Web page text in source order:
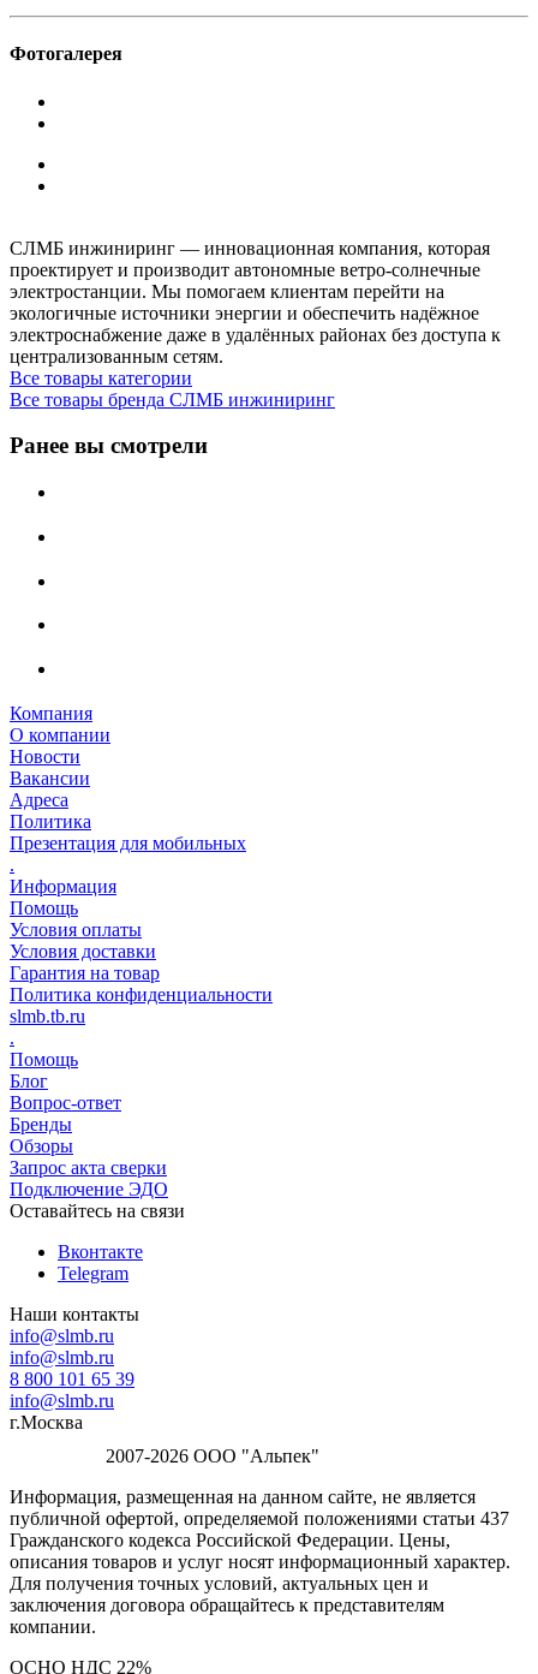
Фотогалерея
СЛМБ инжиниринг — инновационная компания, которая
проектирует и производит автономные ветро‑солнечные
электростанции. Мы помогаем клиентам перейти на
экологичные источники энергии и обеспечить надёжное
электроснабжение даже в удалённых районах без доступа к
централизованным сетям.
Все товары категории
Все товары бренда СЛМБ инжиниринг
Ранее вы смотрели
Компания
О компании
Новости
Вакансии
Адреса
Политика
Презентация для мобильных
.
Информация
Помощь
Условия оплаты
Условия доставки
Гарантия на товар
Политика конфиденциальности
slmb.tb.ru
.
Помощь
Блог
Вопрос-ответ
Бренды
Обзоры
Запрос акта сверки
Подключение ЭДО
Оставайтесь на связи
Вконтакте
Telegram
Наши контакты
info@slmb.ru
info@slmb.ru
8 800 101 65 39
info@slmb.ru
г.Москва
2007-2026 ООО "Альпек"
Информация, размещенная на данном сайте, не является
публичной офертой, определяемой положениями статьи 437
Гражданского кодекса Российской Федерации. Цены,
описания товаров и услуг носят информационный характер.
Для получения точных условий, актуальных цен и
заключения договора обращайтесь к представителям
компании.
ОСНО НДС 22%